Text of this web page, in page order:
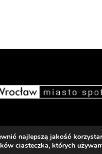
najlepszą jakość
ciasteczka, których